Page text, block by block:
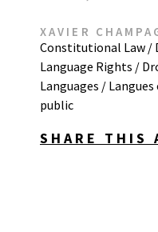
XAVIER
Constitutional Law
Language Rights /
Languages /
public
SHARE THIS